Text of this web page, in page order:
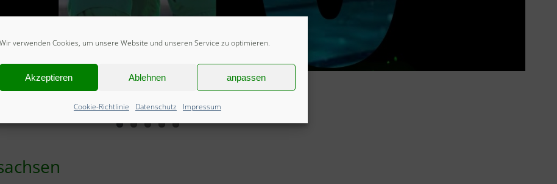
Wir verwenden Cookies, um unsere Website und unseren Service zu optimieren.
Akzeptieren Ablehnen anpassen
Cookie-Richtlinie Datenschutz Impressum